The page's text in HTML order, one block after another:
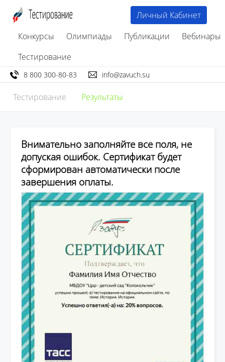
Конкурсы Олимпиады Публикации
Вебинары
Тестирование
Личный Кабинет
8 800 300-80-83 info@zavuch.su
Тестирование Результаты
Внимательно заполняйте все поля, не
допуская ошибок. Сертификат будет
сформирован автоматически после
завершения оплаты.